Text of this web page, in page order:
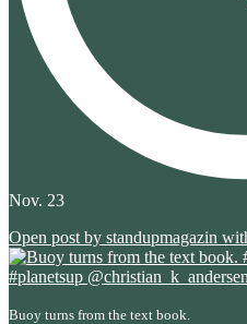
Nov. 23
Open post by standupmagazin
Buoy turns from the text book.